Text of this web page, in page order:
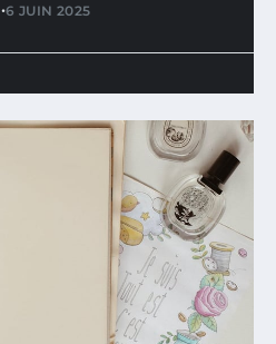
•6 JUIN 2025